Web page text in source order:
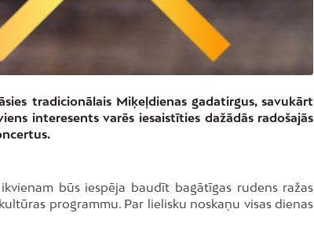
tradicionālais Miķeļdienas gadatirgus, savukārt
interesents varēs iesaistīties dažādās radošajās
būs iespēja baudīt bagātīgas rudens ražas
programmu. Par lielisku noskaņu visas dienas